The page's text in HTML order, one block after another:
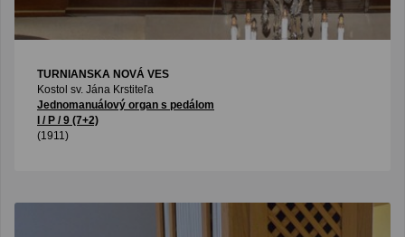
TURNIANSKA NOVÁ VES
Kostol sv. Jána Krstiteľa
Jednomanuálový organ s pedálom
I / P / 9 (7+2)
(1911)